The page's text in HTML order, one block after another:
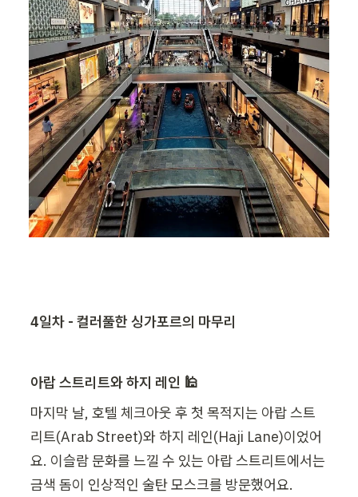
4일차 - 컬러풀한 싱가포르의 마무리
아랍 스트리트와 하지 레인 🕌
마지막 날, 호텔 체크아웃 후 첫 목적지는 아랍 스트
리트(Arab Street)와 하지 레인(Haji Lane)이었어
요. 이슬람 문화를 느낄 수 있는 아랍 스트리트에서는
금색 돔이 인상적인 술탄 모스크를 방문했어요.